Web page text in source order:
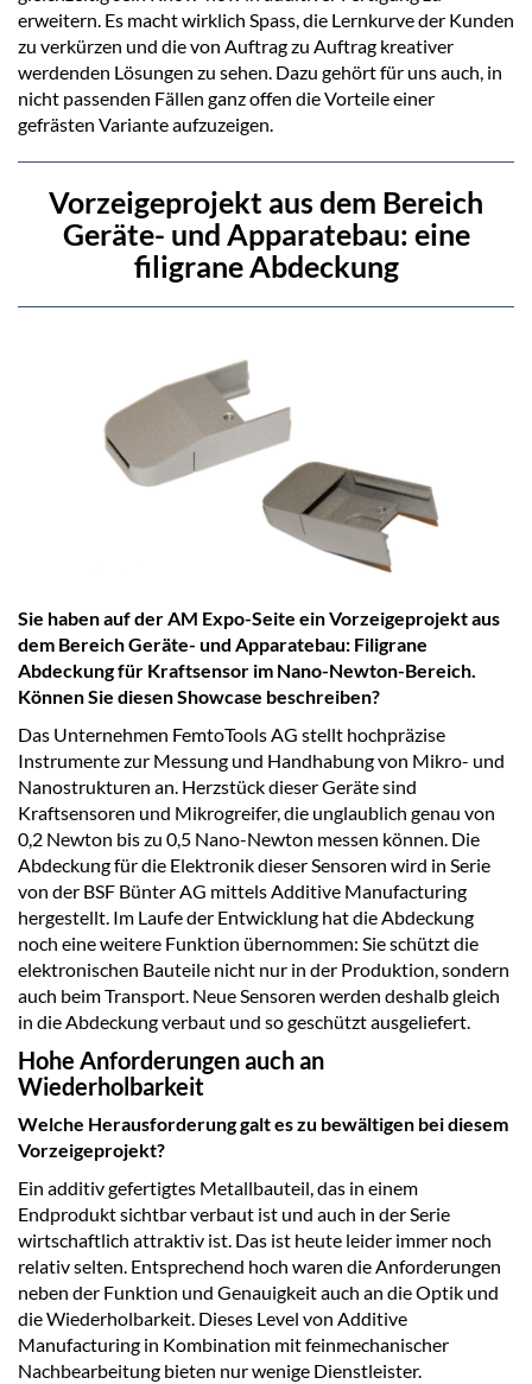
erweitern. Es macht wirklich Spass, die Lernkurve der Kunden
zu verkürzen und die von Auftrag zu Auftrag kreativer
werdenden Lösungen zu sehen. Dazu gehört für uns auch, in
nicht passenden Fällen ganz offen die Vorteile einer
gefrästen Variante aufzuzeigen.
Vorzeigeprojekt aus dem Bereich
Geräte- und Apparatebau: eine
filigrane Abdeckung
Sie haben auf der AM Expo-Seite ein Vorzeigeprojekt aus
dem Bereich Geräte- und Apparatebau: Filigrane
Abdeckung für Kraftsensor im Nano-Newton-Bereich.
Können Sie diesen Showcase beschreiben?
Das Unternehmen FemtoTools AG stellt hochpräzise
Instrumente zur Messung und Handhabung von Mikro- und
Nanostrukturen an. Herzstück dieser Geräte sind
Kraftsensoren und Mikrogreifer, die unglaublich genau von
0,2 Newton bis zu 0,5 Nano-Newton messen können. Die
Abdeckung für die Elektronik dieser Sensoren wird in Serie
von der BSF Bünter AG mittels Additive Manufacturing
hergestellt. Im Laufe der Entwicklung hat die Abdeckung
noch eine weitere Funktion übernommen: Sie schützt die
elektronischen Bauteile nicht nur in der Produktion, sondern
auch beim Transport. Neue Sensoren werden deshalb gleich
in die Abdeckung verbaut und so geschützt ausgeliefert.
Hohe Anforderungen auch an
Wiederholbarkeit
Welche Herausforderung galt es zu bewältigen bei diesem
Vorzeigeprojekt?
Ein additiv gefertigtes Metallbauteil, das in einem
Endprodukt sichtbar verbaut ist und auch in der Serie
wirtschaftlich attraktiv ist. Das ist heute leider immer noch
relativ selten. Entsprechend hoch waren die Anforderungen
neben der Funktion und Genauigkeit auch an die Optik und
die Wiederholbarkeit. Dieses Level von Additive
Manufacturing in Kombination mit feinmechanischer
Nachbearbeitung bieten nur wenige Dienstleister.